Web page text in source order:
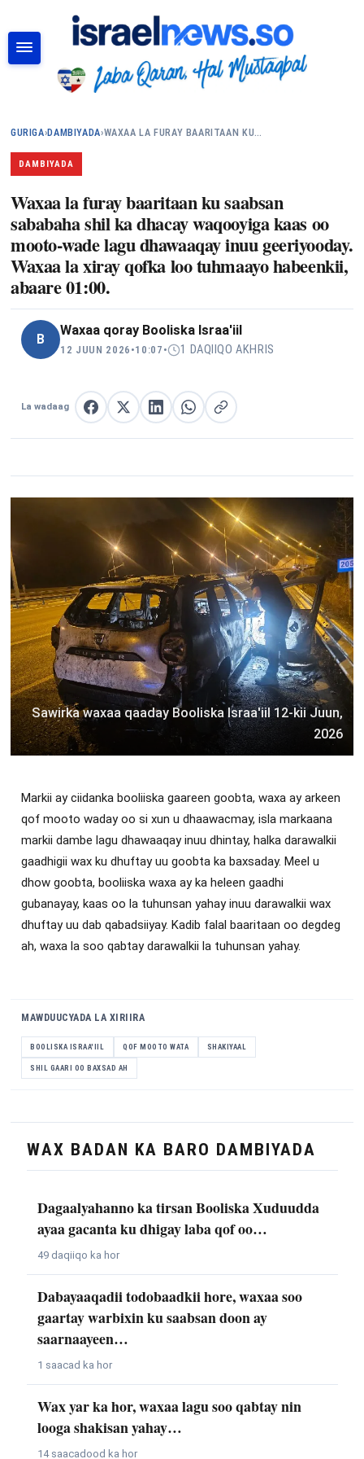
GURIGA›DAMBIYADA›WAXAA LA FURAY BAARITAAN KU…
DAMBIYADA
Waxaa la furay baaritaan ku saabsan
sababaha shil ka dhacay waqooyiga kaas oo
mooto-wade lagu dhawaaqay inuu geeriyooday.
Waxaa la xiray qofka loo tuhmaayo habeenkii,
abaare 01:00.
B
Waxaa qoray Booliska Israa'iil
12 JUUN 2026 •10:07 • 1 DAQIIQO AKHRIS
La wadaag La wadaag Facebook
La wadaag XLa wadaag LinkedIn
La wadaag WhatsApp
Nuqul link
Sawirka waxaa qaaday Booliska Israa'iil 12-kii Juun,
2026
Markii ay ciidanka booliiska gaareen goobta, waxa ay arkeen
qof mooto waday oo si xun u dhaawacmay, isla markaana
markii dambe lagu dhawaaqay inuu dhintay, halka darawalkii
gaadhigii wax ku dhuftay uu goobta ka baxsaday. Meel u
dhow goobta, booliiska waxa ay ka heleen gaadhi
gubanayay, kaas oo la tuhunsan yahay inuu darawalkii wax
dhuftay uu dab qabadsiiyay. Kadib falal baaritaan oo degdeg
ah, waxa la soo qabtay darawalkii la tuhunsan yahay.
MAWDUUCYADA LA XIRIIRA
BOOLISKA ISRAA'IIL QOF MOOTO WATA SHAKIYAAL
SHIL GAARI OO BAXSAD AH
WAX BADAN KA BARO DAMBIYADA
Dagaalyahanno ka tirsan Booliska Xuduudda
ayaa gacanta ku dhigay laba qof oo…
49 daqiiqo ka hor
Dabayaaqadii todobaadkii hore, waxaa soo
gaartay warbixin ku saabsan doon ay
saarnaayeen…
1 saacad ka hor
Wax yar ka hor, waxaa lagu soo qabtay nin
looga shakisan yahay…
14 saacadood ka hor